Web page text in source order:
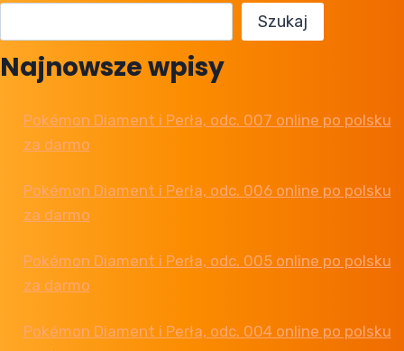
Szukaj
Najnowsze wpisy
Pokémon Diament i Perła, odc. 007 online po polsku
za darmo
Pokémon Diament i Perła, odc. 006 online po polsku
za darmo
Pokémon Diament i Perła, odc. 005 online po polsku
za darmo
Pokémon Diament i Perła, odc. 004 online po polsku